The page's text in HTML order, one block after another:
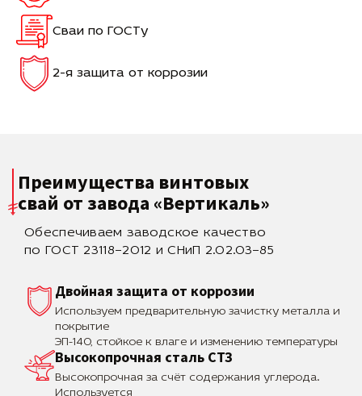
Сваи по ГОСТу
2-я защита от коррозии
Преимущества винтовых
свай от завода «Вертикаль»
Обеспечиваем заводское качество
по ГОСТ 23118–2012 и СНиП 2.02.03–85
Двойная защита от коррозии
Используем предварительную зачистку металла и
покрытие
ЭП-140, стойкое к влаге и изменению температуры
Высокопрочная сталь СТЗ
Высокопрочная за счёт содержания углерода.
Используется